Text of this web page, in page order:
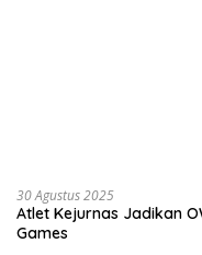
30 Agustus 2025
Atlet Kejurnas Jadikan
Games